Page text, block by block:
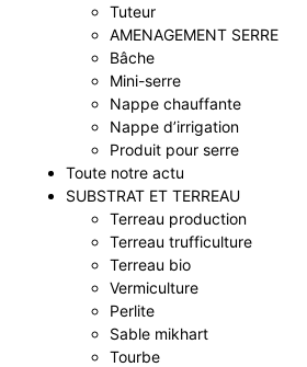
Tuteur
AMENAGEMENT SERRE
Bâche
Mini-serre
Nappe chauffante
Nappe d’irrigation
Produit pour serre
Toute notre actu
SUBSTRAT ET TERREAU
Terreau production
Terreau trufficulture
Terreau bio
Vermiculture
Perlite
Sable mikhart
Tourbe